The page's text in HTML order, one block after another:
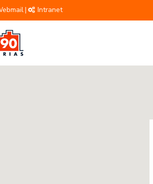
| Intranet